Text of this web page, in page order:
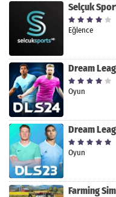
Eğlence
Oyun
Oyun